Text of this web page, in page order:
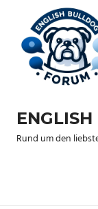
springen
Rund um den